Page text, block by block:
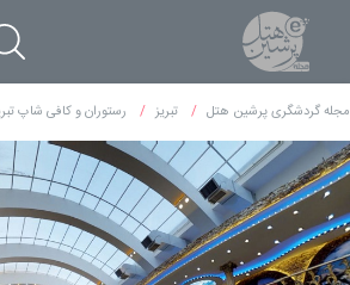
مجله گردشگری پرشین هتل تبریز رستوران و کافی شاپ